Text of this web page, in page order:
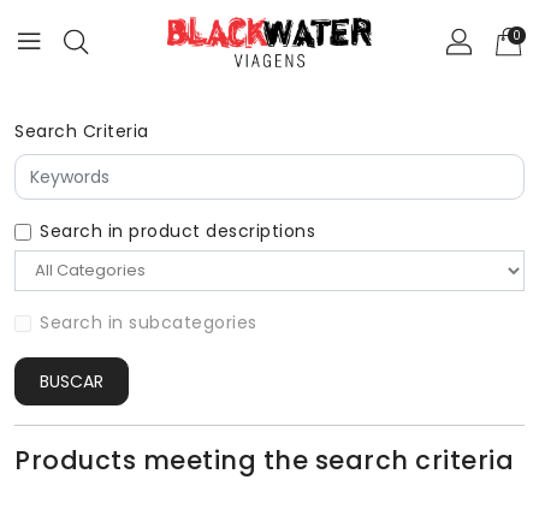
0
Search Criteria
Search in product descriptions
Search in subcategories
BUSCAR
Products meeting the search criteria